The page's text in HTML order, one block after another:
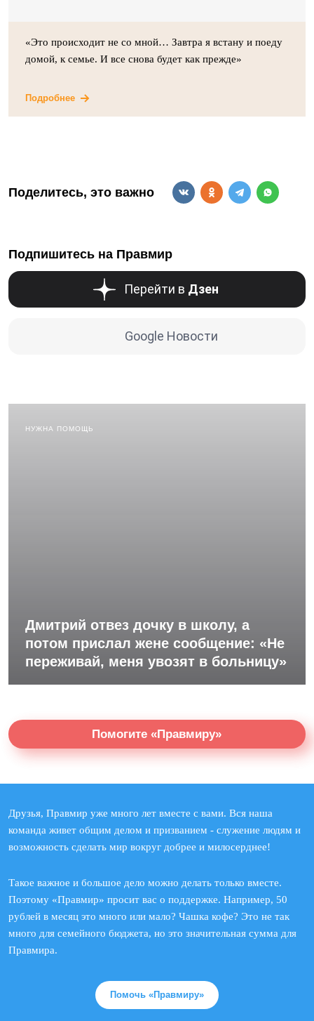
«Это происходит не со мной… Завтра я встану и поеду
домой, к семье. И все снова будет как прежде»
Подробнее
Поделитесь, это важно
Подпишитесь на Правмир
Перейти в Дзен
Google Новости
НУЖНА ПОМОЩЬ
Дмитрий отвез дочку в школу, а
потом прислал жене сообщение: «Не
переживай, меня увозят в больницу»
Помогите «Правмиру»
Друзья, Правмир уже много лет вместе с вами. Вся наша
команда живет общим делом и призванием - служение людям и
возможность сделать мир вокруг добрее и милосерднее!
Такое важное и большое дело можно делать только вместе.
Поэтому «Правмир» просит вас о поддержке. Например, 50
рублей в месяц это много или мало? Чашка кофе? Это не так
много для семейного бюджета, но это значительная сумма для
Правмира.
Помочь «Правмиру»